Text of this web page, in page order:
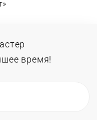
время!